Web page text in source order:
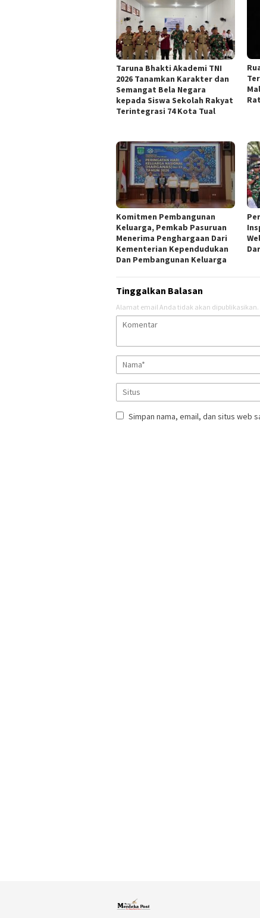
Taruna Bhakti Akademi TNI
2026 Tanamkan Karakter dan
Semangat Bela Negara
kepada Siswa Sekolah Rakyat
Terintegrasi 74 Kota Tual
Komitmen Pembangunan
Keluarga, Pemkab Pasuruan
Menerima Penghargaan Dari
Kementerian Kependudukan
Dan Pembangunan Keluarga
Tinggalkan Balasan
Alamat email Anda tidak akan dipublikasikan.
Simpan nama, email, dan situs web